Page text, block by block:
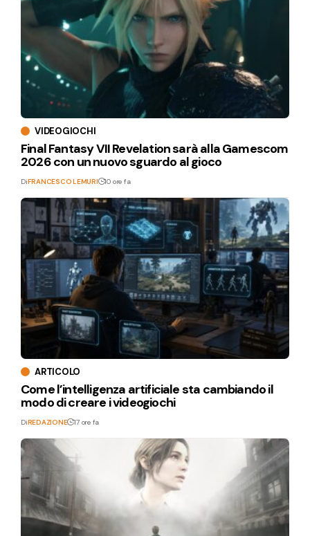
VIDEOGIOCHI
Final Fantasy VII Revelation sarà alla Gamescom
2026 con un nuovo sguardo al gioco
DiFRANCESCO LEMURI 10 ore fa
ARTICOLO
Come l’intelligenza artificiale sta cambiando il
modo di creare i videogiochi
DiREDAZIONE 17 ore fa